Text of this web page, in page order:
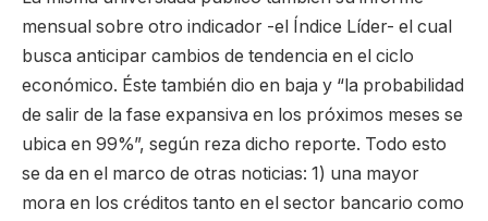
mensual sobre otro indicador -el Índice Líder- el cual
busca anticipar cambios de tendencia en el ciclo
económico. Éste también dio en baja y “la probabilidad
de salir de la fase expansiva en los próximos meses se
ubica en 99%”, según reza dicho reporte. Todo esto
se da en el marco de otras noticias: 1) una mayor
mora en los créditos tanto en el sector bancario como